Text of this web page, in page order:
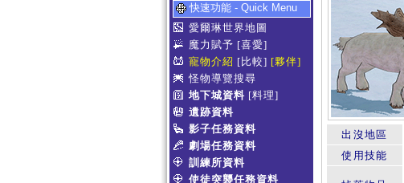
快速功能 - Quick Menu
愛爾琳世界地圖
魔力賦予 [喜愛]
寵物介紹 [比較] [夥伴]
怪物導覽搜尋
地下城資料 [料理]
遺跡資料
影子任務資料
劇場任務資料
訓練所資料
使徒突襲任務資料
出沒地區
使用技能